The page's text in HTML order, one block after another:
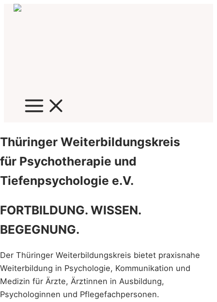
Zum
Thüringer Weiterbildungskreis
für Psychotherapie und
Tiefenpsychologie e.V.
FORTBILDUNG. WISSEN.
BEGEGNUNG.
Der Thüringer Weiterbildungskreis bietet praxisnahe
Weiterbildung in Psychologie, Kommunikation und
Medizin für Ärzte, Ärztinnen in Ausbildung,
Psychologinnen und Pflegefachpersonen.